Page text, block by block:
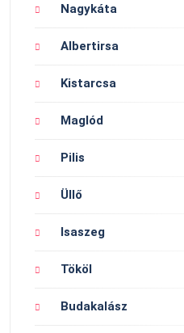
Nagykáta
Albertirsa
Kistarcsa
Maglód
Pilis
Üllő
Isaszeg
Tököl
Budakalász